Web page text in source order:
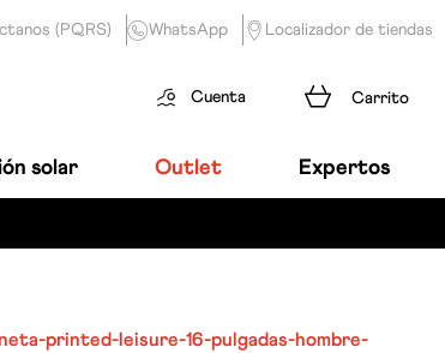
(PQRS) WhatsApp Localizador de tiendas
Cuenta
solar Outlet Expertos
printed-leisure-16-pulgadas-hombre-